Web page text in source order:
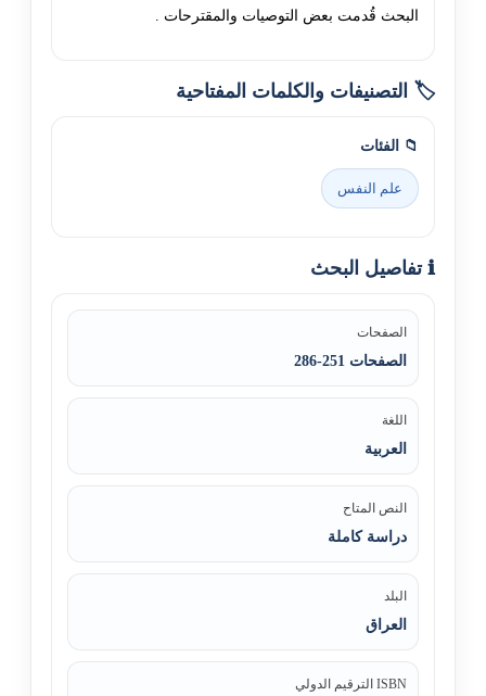
البحث قُدمت بعض التوصيات والمقترحات .
🏷️ التصنيفات والكلمات المفتاحية
📁 الفئات
علم النفس
ℹ️ تفاصيل البحث
الصفحات
الصفحات 251-286
اللغة
العربية
النص المتاح
دراسة كاملة
البلد
العراق
ISBN الترقيم الدولي